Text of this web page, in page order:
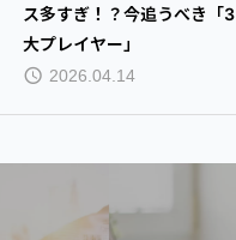
入れたのに… 「社員が全然使
ってくれない」問題の正体
2026.04.22